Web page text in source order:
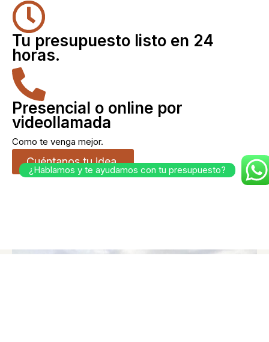
Tu presupuesto listo en 24
horas.
Presencial o online por
videollamada
Como te venga mejor.
Cuéntanos tu idea.
¿Hablamos y te ayudamos con tu presupuesto?